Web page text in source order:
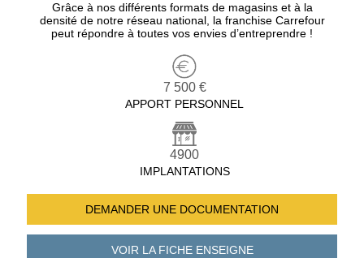
Grâce à nos différents formats de magasins et à la
densité de notre réseau national, la franchise Carrefour
peut répondre à toutes vos envies d’entreprendre !
7 500 €
APPORT PERSONNEL
4900
IMPLANTATIONS
DEMANDER UNE DOCUMENTATION
VOIR LA FICHEENSEIGNE